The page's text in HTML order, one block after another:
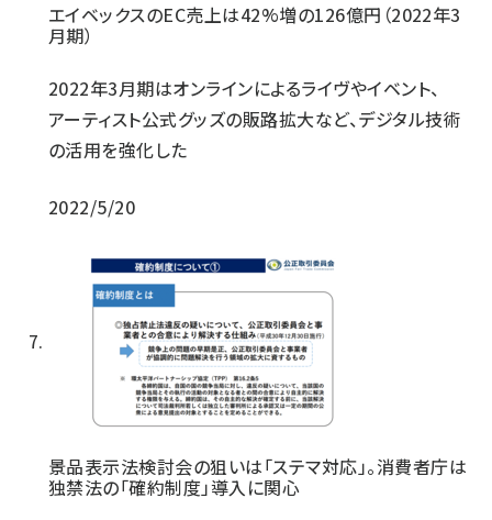
エイベックスのEC売上は42%増の126億円（2022年3
月期）
2022年3月期はオンラインによるライヴやイベント、
アーティスト公式グッズの販路拡大など、デジタル技術
の活用を強化した
2022/5/20
景品表示法検討会の狙いは「ステマ対応」。消費者庁は
独禁法の「確約制度」導入に関心